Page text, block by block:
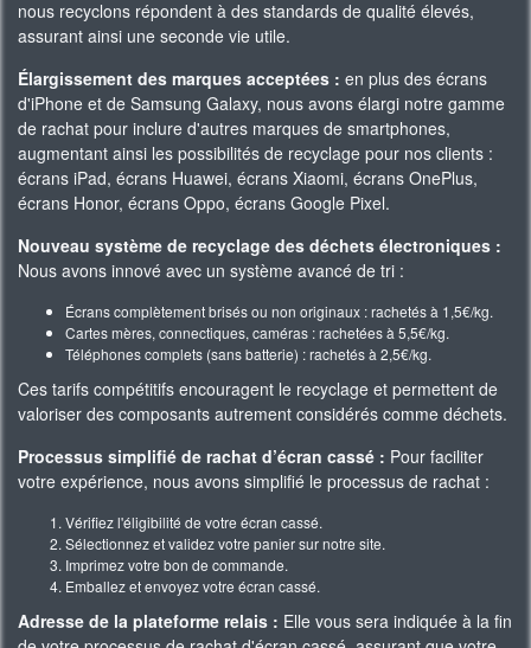
nous recyclons répondent à des standards de qualité élevés,
assurant ainsi une seconde vie utile.
Élargissement des marques acceptées : en plus des écrans
d'iPhone et de Samsung Galaxy, nous avons élargi notre gamme
de rachat pour inclure d'autres marques de smartphones,
augmentant ainsi les possibilités de recyclage pour nos clients :
écrans iPad, écrans Huawei, écrans Xiaomi, écrans OnePlus,
écrans Honor, écrans Oppo, écrans Google Pixel.
Nouveau système de recyclage des déchets électroniques :
Nous avons innové avec un système avancé de tri :
Écrans complètement brisés ou non originaux : rachetés à 1,5€/kg.
Cartes mères, connectiques, caméras : rachetées à 5,5€/kg.
Téléphones complets (sans batterie) : rachetés à 2,5€/kg.
Ces tarifs compétitifs encouragent le recyclage et permettent de
valoriser des composants autrement considérés comme déchets.
Processus simplifié de rachat d’écran cassé : Pour faciliter
votre expérience, nous avons simplifié le processus de rachat :
Vérifiez l'éligibilité de votre écran cassé.
Sélectionnez et validez votre panier sur notre site.
Imprimez votre bon de commande.
Emballez et envoyez votre écran cassé.
Adresse de la plateforme relais : Elle vous sera indiquée à la fin